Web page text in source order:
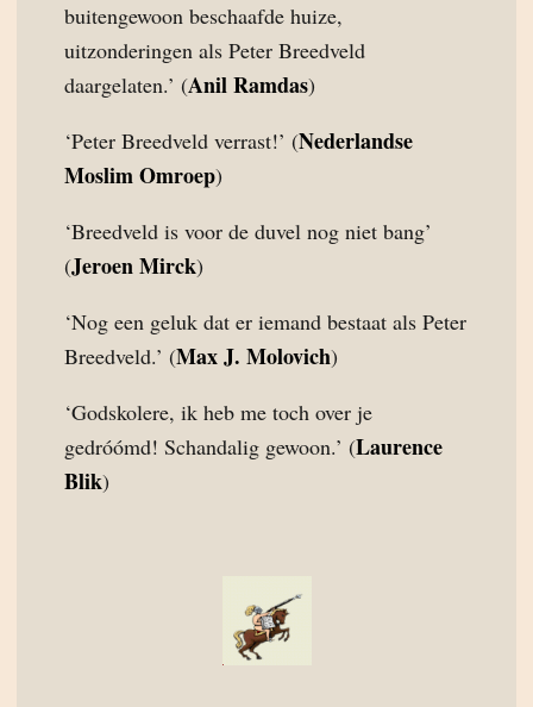
buitengewoon beschaafde huize,
uitzonderingen als Peter Breedveld
daargelaten.’ (Anil Ramdas)
‘Peter Breedveld verrast!’ (Nederlandse
Moslim Omroep)
‘Breedveld is voor de duvel nog niet bang’
(Jeroen Mirck)
‘Nog een geluk dat er iemand bestaat als Peter
Breedveld.’ (Max J. Molovich)
‘Godskolere, ik heb me toch over je
gedróómd! Schandalig gewoon.’ (Laurence
Blik)